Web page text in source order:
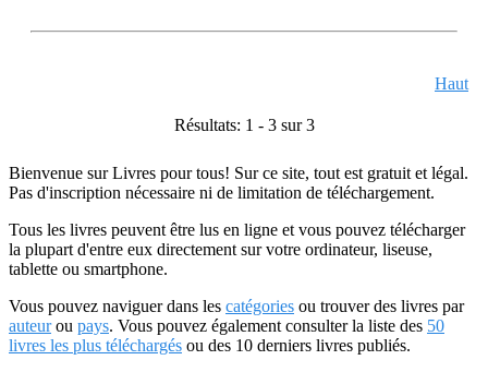
Haut
Résultats: 1 - 3 sur 3
Bienvenue sur Livres pour tous! Sur ce site, tout est gratuit et légal.
Pas d'inscription nécessaire ni de limitation de téléchargement.
Tous les livres peuvent être lus en ligne et vous pouvez télécharger
la plupart d'entre eux directement sur votre ordinateur, liseuse,
tablette ou smartphone.
Vous pouvez naviguer dans les catégories ou trouver des livres par
auteurou pays. Vous pouvez également consulter la liste des 50
livres les plus téléchargés ou des 10 derniers livres publiés.